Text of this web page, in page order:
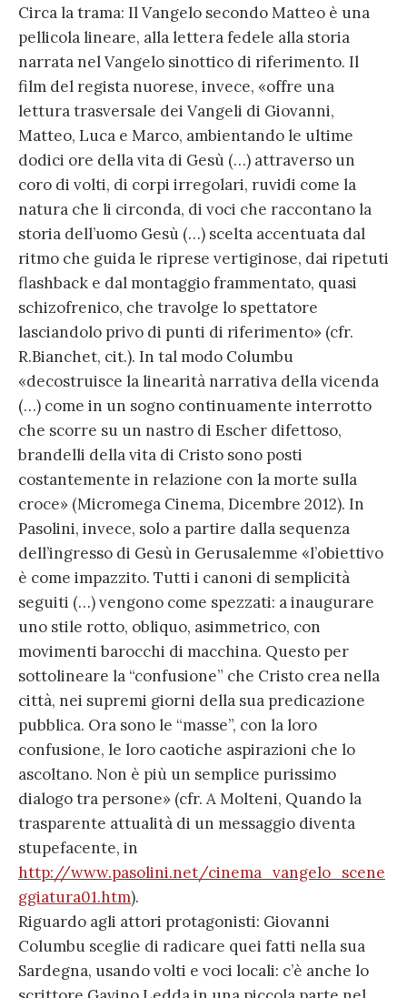
Circa la trama: Il Vangelo secondo Matteo è una
pellicola lineare, alla lettera fedele alla storia
narrata nel Vangelo sinottico di riferimento. Il
film del regista nuorese, invece, «offre una
lettura trasversale dei Vangeli di Giovanni,
Matteo, Luca e Marco, ambientando le ultime
dodici ore della vita di Gesù (…) attraverso un
coro di volti, di corpi irregolari, ruvidi come la
natura che li circonda, di voci che raccontano la
storia dell’uomo Gesù (…) scelta accentuata dal
ritmo che guida le riprese vertiginose, dai ripetuti
flashback e dal montaggio frammentato, quasi
schizofrenico, che travolge lo spettatore
lasciandolo privo di punti di riferimento» (cfr.
R.Bianchet, cit.). In tal modo Columbu
«decostruisce la linearità narrativa della vicenda
(…) come in un sogno continuamente interrotto
che scorre su un nastro di Escher difettoso,
brandelli della vita di Cristo sono posti
costantemente in relazione con la morte sulla
croce» (Micromega Cinema, Dicembre 2012). In
Pasolini, invece, solo a partire dalla sequenza
dell’ingresso di Gesù in Gerusalemme «l’obiettivo
è come impazzito. Tutti i canoni di semplicità
seguiti (…) vengono come spezzati: a inaugurare
uno stile rotto, obliquo, asimmetrico, con
movimenti barocchi di macchina. Questo per
sottolineare la “confusione” che Cristo crea nella
città, nei supremi giorni della sua predicazione
pubblica. Ora sono le “masse”, con la loro
confusione, le loro caotiche aspirazioni che lo
ascoltano. Non è più un semplice purissimo
dialogo tra persone» (cfr. A Molteni, Quando la
trasparente attualità di un messaggio diventa
stupefacente, in
http://www.pasolini.net/cinema_vangelo_scene
ggiatura01.htm).
Riguardo agli attori protagonisti: Giovanni
Columbu sceglie di radicare quei fatti nella sua
Sardegna, usando volti e voci locali: c’è anche lo